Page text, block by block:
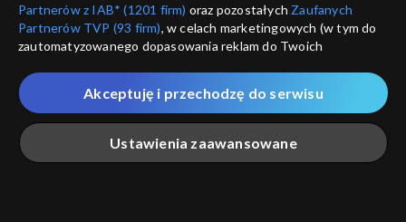
22.09.2021
Partnerów z IAB* (1201 firm) oraz pozostałych Zaufanych
Partnerów TVP (93 firm), w celach marketingowych (w tym do
zautomatyzowanego dopasowania reklam do Twoich
które wskazujemy poniżej, a także zgody na udostępnianie
przez nas identyfikatora PPID do Google.
Twoje dane osobowe zbierane podczas odwiedzania przez
Ciebie naszych
poszczególnych serwisówzwanych dalej
„Portalem”, w tym informacje zapisywane za pomocą
Ustawienia zaawansowane
Akceptuję i przechodzę do serwisu